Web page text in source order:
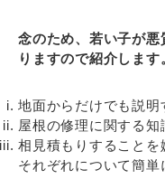
念のため、若い子が
りますので紹介します
地面からだけでも説明
屋根の修理に関する知
相見積もりすることを
それぞれについて簡単